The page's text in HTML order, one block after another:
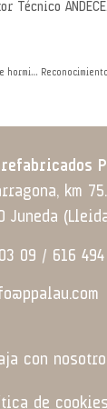
Técnico ANDECE.
¿Por qué utilizar prefabricados de hormigón?
km
Juneda
09 / 616
con
de cookies